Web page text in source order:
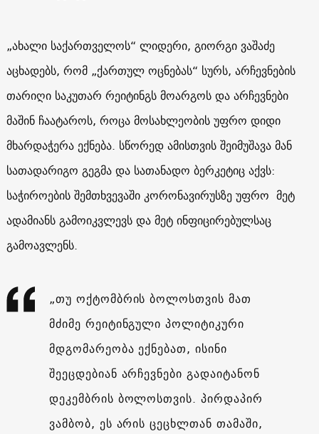
„ახალი საქართველოს“ ლიდერი, გიორგი ვაშაძე
აცხადებს, რომ „ქართულ ოცნებას“ სურს, არჩევნების
თარიღი საკუთარ რეიტინგს მოარგოს და არჩევნები
მაშინ ჩაატაროს, როცა მოსახლეობის უფრო დიდი
მხარდაჭერა ექნება. სწორედ ამისთვის შეიმუშავა მან
სათადარიგო გეგმა და სათანადო ბერკეტიც აქვს:
საჭიროების შემთხვევაში კორონავირუსზე უფრო მეტ
ადამიანს გამოიკვლევს და მეტ ინფიცირებულსაც
გამოავლენს.
„თუ ოქტომბრის ბოლოსთვის მათ
მძიმე რეიტინგული პოლიტიკური
მდგომარეობა ექნებათ, ისინი
შეეცდებიან არჩევნები გადაიტანონ
დეკემბრის ბოლოსთვის. პირდაპირ
ვამბობ, ეს არის ცეცხლთან თამაში,